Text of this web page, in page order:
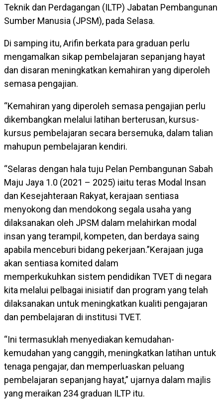
Teknik dan Perdagangan (ILTP) Jabatan Pembangunan
Sumber Manusia (JPSM), pada Selasa.
Di samping itu, Arifin berkata para graduan perlu
mengamalkan sikap pembelajaran sepanjang hayat
dan disaran meningkatkan kemahiran yang diperoleh
semasa pengajian.
“Kemahiran yang diperoleh semasa pengajian perlu
dikembangkan melalui latihan berterusan, kursus-
kursus pembelajaran secara bersemuka, dalam talian
mahupun pembelajaran kendiri.
“Selaras dengan hala tuju Pelan Pembangunan Sabah
Maju Jaya 1.0 (2021 – 2025) iaitu teras Modal Insan
dan Kesejahteraan Rakyat, kerajaan sentiasa
menyokong dan mendokong segala usaha yang
dilaksanakan oleh JPSM dalam melahirkan modal
insan yang terampil, kompeten, dan berdaya saing
apabila menceburi bidang pekerjaan.”Kerajaan juga
akan sentiasa komited dalam
memperkukuhkan sistem pendidikan TVET di negara
kita melalui pelbagai inisiatif dan program yang telah
dilaksanakan untuk meningkatkan kualiti pengajaran
dan pembelajaran di institusi TVET.
“Ini termasuklah menyediakan kemudahan-
kemudahan yang canggih, meningkatkan latihan untuk
tenaga pengajar, dan memperluaskan peluang
pembelajaran sepanjang hayat,” ujarnya dalam majlis
yang meraikan 234 graduan ILTP itu.